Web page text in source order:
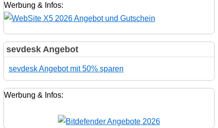
Werbung & Infos:
sevdesk Angebot
sevdesk Angebot mit 50% sparen
Werbung & Infos: